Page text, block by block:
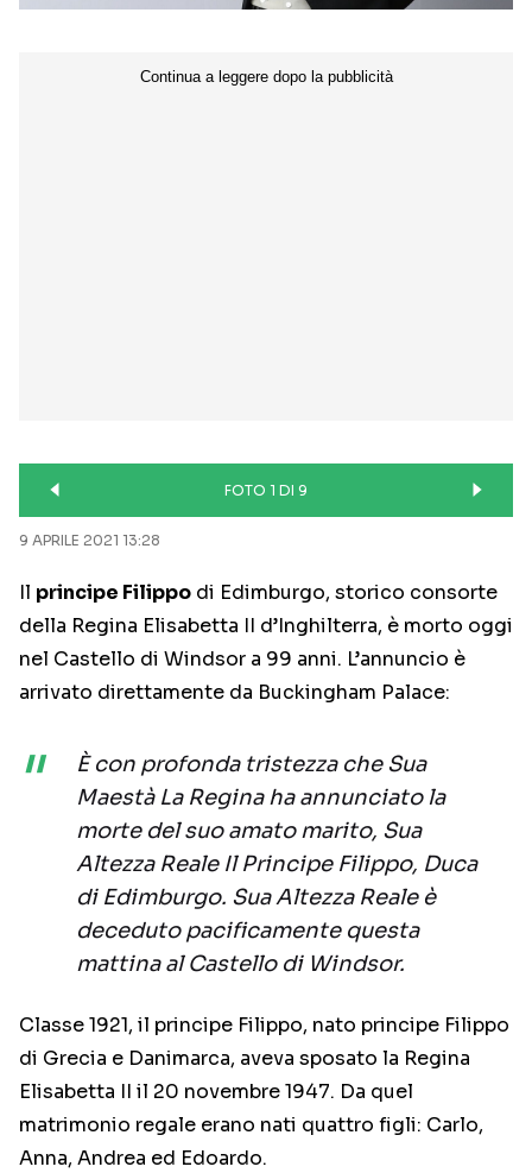
FOTO 1 DI 9
9 APRILE 2021 13:28
Il principe Filippo di Edimburgo, storico consorte
della Regina Elisabetta II d’Inghilterra, è morto oggi
nel Castello di Windsor a 99 anni. L’annuncio è
arrivato direttamente da Buckingham Palace:
È con profonda tristezza che Sua
Maestà La Regina ha annunciato la
morte del suo amato marito, Sua
Altezza Reale Il Principe Filippo, Duca
di Edimburgo. Sua Altezza Reale è
deceduto pacificamente questa
mattina al Castello di Windsor.
Classe 1921, il principe Filippo, nato principe Filippo
di Grecia e Danimarca, aveva sposato la Regina
Elisabetta II il 20 novembre 1947. Da quel
matrimonio regale erano nati quattro figli: Carlo,
Anna, Andrea ed Edoardo.